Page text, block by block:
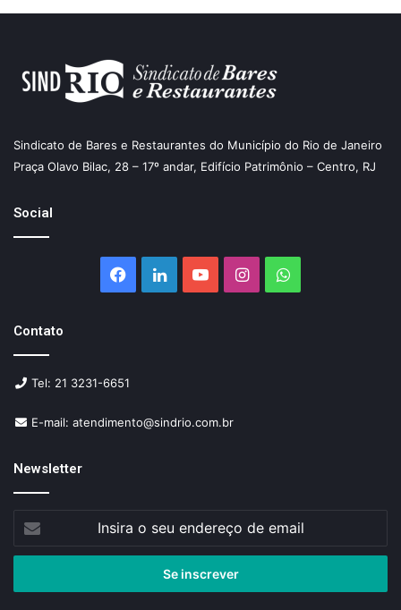
Sindicato de Bares e Restaurantes do Município do Rio de Janeiro
Praça Olavo Bilac, 28 – 17º andar, Edifício Patrimônio – Centro, RJ
Social
Facebook
LinkedinYouTubeInstagramWhatsApp
Contato
Tel: 21 3231-6651
E-mail: atendimento@sindrio.com.br
Newsletter
seu
de